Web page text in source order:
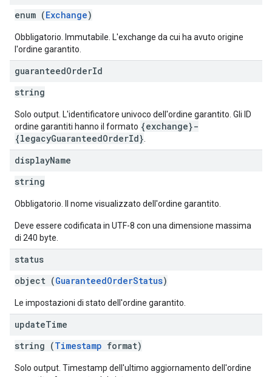
enum (Exchange)
Obbligatorio. Immutabile. L'exchange da cui ha avuto origine
l'ordine garantito.
guaranteedOrderId
string
Solo output. L'identificatore univoco dell'ordine garantito. Gli ID
ordine garantiti hanno il formato {exchange}-
{legacyGuaranteedOrderId}
displayName
string
Obbligatorio. Il nome visualizzato dell'ordine garantito.
Deve essere codificata in UTF-8 con una dimensione massima
di 240 byte.
status
object (GuaranteedOrderStatus)
Le impostazioni di stato dell'ordine garantito.
updateTime
string (Timestamp format)
Solo output. Timestamp dell'ultimo aggiornamento dell'ordine